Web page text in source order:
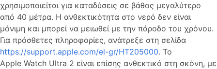
χρησιμοποιείται για καταδύσεις σε βάθος μεγαλύτερο
από 40 μέτρα. Η ανθεκτικότητα στο νερό δεν είναι
μόνιμη και μπορεί να μειωθεί με την πάροδο του χρόνου.
Για πρόσθετες πληροφορίες, ανάτρεξε στη σελίδα
https://support.apple.com/el-gr/HT205000. Το
Apple Watch Ultra 2 είναι επίσης ανθεκτικό στη σκόνη, με